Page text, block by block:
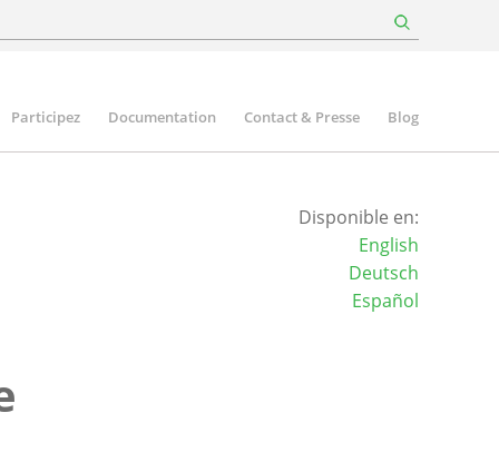
Participez Documentation Contact & Presse Blog
Disponible en:
English
Deutsch
Español